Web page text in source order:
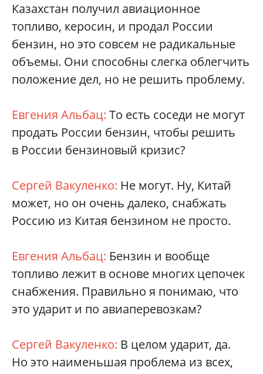
Казахстан получил авиационное
топливо, керосин, и продал России
бензин, но это совсем не радикальные
объемы. Они способны слегка облегчить
положение дел, но не решить проблему.
Евгения Альбац: То есть соседи не могут
продать России бензин, чтобы решить
в России бензиновый кризис?
Сергей Вакуленко: Не могут. Ну, Китай
может, но он очень далеко, снабжать
Россию из Китая бензином не просто.
Евгения Альбац: Бензин и вообще
топливо лежит в основе многих цепочек
снабжения. Правильно я понимаю, что
это ударит и по авиаперевозкам?
Сергей Вакуленко: В целом ударит, да.
Но это наименьшая проблема из всех,